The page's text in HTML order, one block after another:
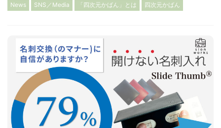
News SNS／Media 「四次元かばん」とは 四次元かばん